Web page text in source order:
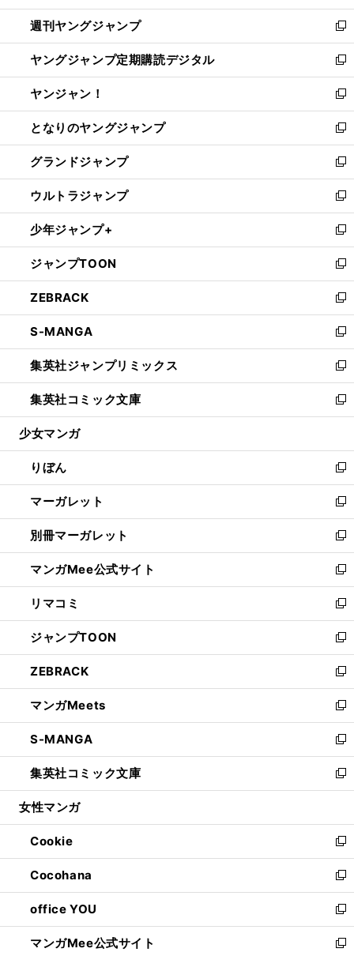
開
く
ウ
で
開
く
ン
ド
ウ
で
開
く
ウ
ィ
ン
ド
ウ
で
開
く
週刊ヤングジャンプ
新
し
い
ウ
ィ
ン
ド
ウ
で
開
く
ヤングジャンプ定期購読デジタル
新
し
い
ウ
ィ
ン
ド
ウ
で
開
く
ヤンジャン！
新
し
い
ウ
ィ
ン
ド
ウ
で
開
く
となりのヤングジャンプ
新
し
い
ウ
ィ
ン
ド
ウ
で
開
く
グランドジャンプ
新
し
い
ウ
ィ
ン
ド
ウ
で
開
く
ウルトラジャンプ
新
し
い
ウ
ィ
ン
ド
ウ
で
開
く
少年ジャンプ+
新
し
い
ウ
ィ
ン
ド
ウ
で
開
く
ジャンプTOON
新
し
い
ウ
ィ
ン
ド
ウ
で
開
ZEBRACK
新
し
い
ウ
ィ
ン
ド
ウ
開
く
S-MANGA
新
し
い
ウ
ィ
ン
ウ
で
開
く
集英社ジャンプリミックス
新
し
い
ウ
ン
ド
ウ
で
開
く
集英社コミック文庫
新
し
ウ
ィ
ン
ド
ウ
で
開
く
少女マンガ
りぼん
新
し
い
ウ
ィ
ン
ド
ウ
で
開
く
マーガレット
新
し
い
ウ
ィ
ン
ド
ウ
で
開
く
別冊マーガレット
新
し
い
ウ
ィ
ン
ド
ウ
で
開
く
マンガMee公式サイト
新
し
い
ウ
ィ
ン
ド
ウ
で
開
く
リマコミ
新
し
い
ウ
ィ
ン
ド
ウ
で
開
く
ジャンプTOON
新
し
い
ウ
ィ
ン
ド
ウ
で
開
ZEBRACK
新
し
い
ウ
ィ
ン
ド
ウ
開
く
マンガMeets
新
し
い
ウ
ィ
ン
ウ
で
開
く
S-MANGA
新
し
い
ウ
ン
ド
ウ
で
開
く
集英社コミック文庫
新
し
ウ
ィ
ン
ド
ウ
で
開
く
女性マンガ
Cookie
新
し
い
ウ
ィ
ン
ド
Cocohana
新
し
い
ウ
ィ
office YOU
新
し
い
マンガMee公式サイト 新